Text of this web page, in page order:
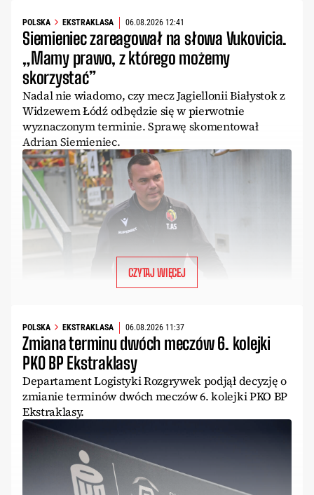
POLSKA EKSTRAKLASA 06.08.2026 12:41
Siemieniec zareagował na słowa Vukovicia.
„Mamy prawo, z którego możemy
skorzystać”
Nadal nie wiadomo, czy mecz Jagiellonii Białystok z
Widzewem Łódź odbędzie się w pierwotnie
wyznaczonym terminie. Sprawę skomentował
Adrian Siemieniec.
CZYTAJ WIĘCEJ
POLSKA EKSTRAKLASA 06.08.2026 11:37
Zmiana terminu dwóch meczów 6. kolejki
PKO BP Ekstraklasy
Departament Logistyki Rozgrywek podjął decyzję o
zmianie terminów dwóch meczów 6. kolejki PKO BP
Ekstraklasy.